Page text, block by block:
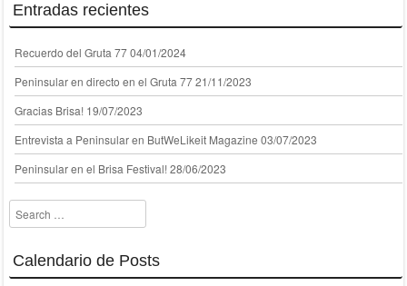
Entradas recientes
Recuerdo del Gruta 7704/01/2024
Peninsular en directo en el Gruta 7721/11/2023
Gracias Brisa! 19/07/2023
Entrevista a Peninsular en ButWeLikeit Magazine 03/07/2023
Peninsular en el Brisa Festival!28/06/2023
Search
Calendario de Posts